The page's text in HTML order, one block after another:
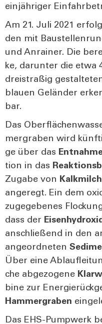
ein­jäh­ri­ger
Am 21. Juli 2021
den mit
und Anrai­ner. Die
ke, dar­un­ter die etwa
drei­stra­ßig
blau­en Gelän­der
bar.
Das
mer­gra­ben wird
ge über das
ti­on in das
Zuga­be von Kalk­milch
ange­regt. Ein dem
zuge­ge­be­nes
dass der
anschlie­ßend in den
ange­ord­ne­ten
Über eine
che abge­zo­ge­ne
bi­ne zur
Ham­mer­gra­ben
Das EHS-Pump­werk